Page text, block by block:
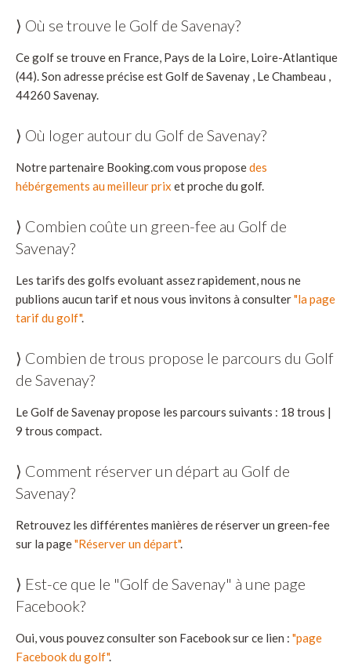
⟩ Où se trouve le Golf de Savenay?
Ce golf se trouve en France, Pays de la Loire, Loire-Atlantique
(44). Son adresse précise est Golf de Savenay , Le Chambeau ,
44260 Savenay.
⟩ Où loger autour du Golf de Savenay?
Notre partenaire Booking.com vous proposedes
hébérgements au meilleur prix et proche du golf.
⟩ Combien coûte un green-fee au Golf de
Savenay?
Les tarifs des golfs evoluant assez rapidement, nous ne
publions aucun tarif et nous vous invitons à consulter"la page
tarif du golf".
⟩ Combien de trous propose le parcours du Golf
de Savenay?
Le Golf de Savenay propose les parcours suivants : 18 trous |
9 trous compact.
⟩ Comment réserver un départ au Golf de
Savenay?
Retrouvez les différentes manières de réserver un green-fee
sur la page"Réserver un départ".
⟩ Est-ce que le "Golf de Savenay" à une page
Facebook?
Oui, vous pouvez consulter son Facebook sur ce lien : "page
Facebook du golf".